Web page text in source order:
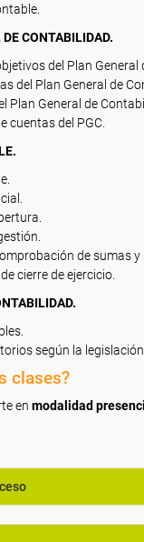
CONTABILIDAD.
del Plan General
del Plan General de
Plan General de
cuentas del PGC.
de sumas y
cierre de ejercicio.
según la legislación
clases?
en modalidad